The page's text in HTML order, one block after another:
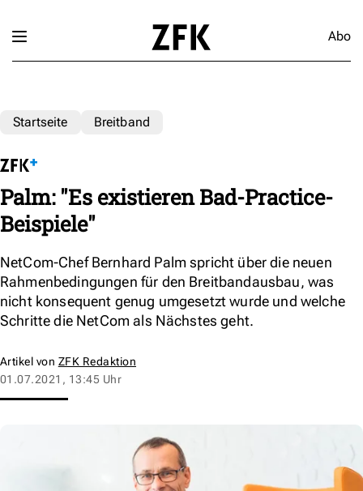
Abo
Startseite Breitband
Palm: "Es existieren Bad-Practice-
Beispiele"
NetCom-Chef Bernhard Palm spricht über die neuen
Rahmenbedingungen für den Breitbandausbau, was
nicht konsequent genug umgesetzt wurde und welche
Schritte die NetCom als Nächstes geht.
Artikel von ZFK Redaktion
01.07.2021, 13:45 Uhr